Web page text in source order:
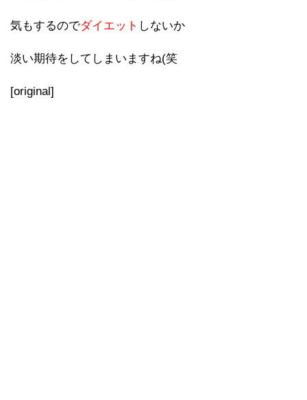
気もするのでダイエット しないか
淡い期待をしてしまいますね(笑
[original]